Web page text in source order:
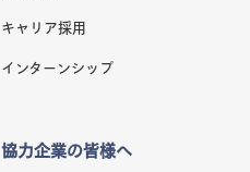
キャリア採用
インターンシップ
協力企業の皆様へ